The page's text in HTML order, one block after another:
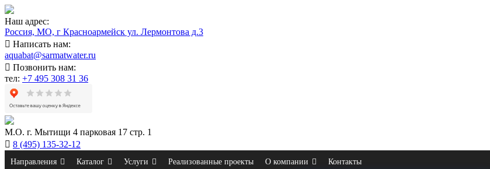
Наш адрес:
Россия, МО, г Красноармейск ул. Лермонтова д.3
Написать нам:
aquabat@sarmatwater.ru
Позвонить нам:
тел: +7 495 308 31 36
М.О. г. Мытищи 4 парковая 17 стр. 1
8 (495) 135-32-12
Направления Каталог Услуги Реализованные проекты О компании Контакты